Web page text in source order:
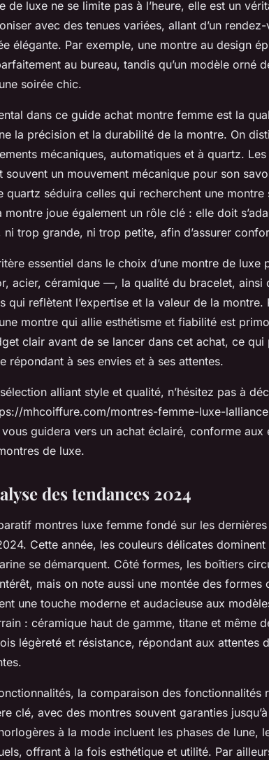
de luxe ne se limite pas à l’heure, elle est un
avec des tenues variées, allant d’un
élégante. Par exemple, une montre au design
au bureau, tandis qu’un modèle orné
soirée chic.
dans ce guide achat montre femme est la
la précision et la durabilité de la montre. On
mécaniques, automatiques et à quartz.
souvent un mouvement mécanique pour son
quartz séduira celles qui recherchent une montre
montre joue également un rôle clé : elle doit
trop grande, ni trop petite, afin d’assurer
essentiel dans le choix d’une montre de luxe
acier, céramique —, la qualité du bracelet, ainsi
qui reflètent l’expertise et la valeur de la montre.
montre qui allie esthétisme et fiabilité est
clair avant de se lancer dans cet achat, ce qui
répondant à ses envies et à ses attentes.
alliant style et qualité, n’hésitez pas à
mhcoiffure.com/montres-femme-luxe-
guidera vers un achat éclairé, conforme aux
de luxe.
des tendances 2024
montres luxe femme fondé sur les
Cette année, les couleurs délicates
se démarquent. Côté formes, les boîtiers
mais on note aussi une montée des formes
une touche moderne et audacieuse aux
: céramique haut de gamme, titane et même
légèreté et résistance, répondant aux attentes
la comparaison des fonctionnalités
clé, avec des montres souvent garanties
à la mode incluent les phases de lune,
offrant à la fois esthétique et utilité. Par